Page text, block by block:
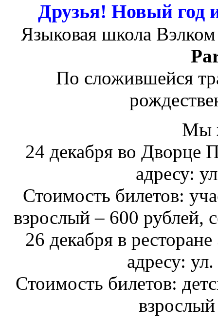
Друзья! Новый год
Языковая школа
По сложившейся
Мы
24 декабря во Дворце
адресу:
Стоимость билетов:
взрослый – 600 рублей,
26 декабря в
адресу:
Стоимость билетов: